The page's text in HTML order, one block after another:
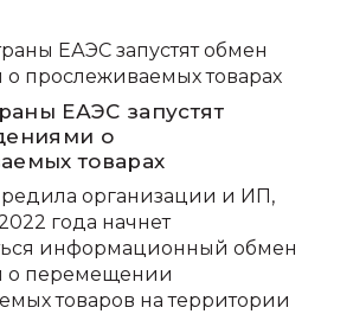
ЕАЭС запустят
о
товарах
организации и ИП,
года начнет
информационный обмен
о перемещении
товаров на территории